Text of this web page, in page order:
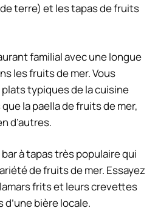
terre) et les tapas de fruits
familial avec une longue
les fruits de mer. Vous
typiques de la cuisine
la paella de fruits de mer,
d’autres.
bar à tapas très populaire qui
de fruits de mer. Essayez
frits et leurs crevettes
bière locale.